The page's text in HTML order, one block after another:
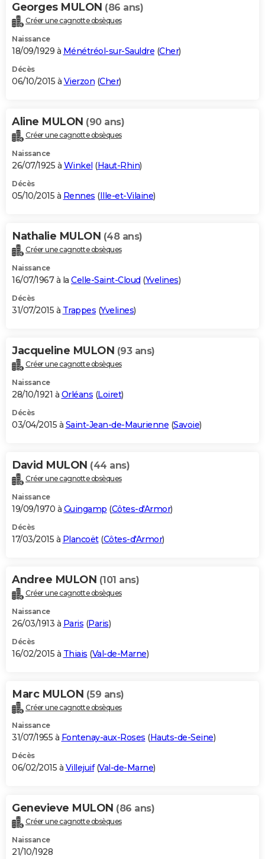
Georges MULON (86 ans)
Créer une cagnotte obsèques
Naissance
18/09/1929 à Ménétréol-sur-Sauldre (Cher)
Décès
06/10/2015 à Vierzon (Cher)
Aline MULON (90 ans)
Créer une cagnotte obsèques
Naissance
26/07/1925 à Winkel (Haut-Rhin)
Décès
05/10/2015 à Rennes (Ille-et-Vilaine)
Nathalie MULON (48 ans)
Créer une cagnotte obsèques
Naissance
16/07/1967 à la Celle-Saint-Cloud (Yvelines)
Décès
31/07/2015 à Trappes (Yvelines)
Jacqueline MULON (93 ans)
Créer une cagnotte obsèques
Naissance
28/10/1921 à Orléans (Loiret)
Décès
03/04/2015 à Saint-Jean-de-Maurienne (Savoie)
David MULON (44 ans)
Créer une cagnotte obsèques
Naissance
19/09/1970 à Guingamp (Côtes-d'Armor)
Décès
17/03/2015 à Plancoët(Côtes-d'Armor)
Andree MULON (101 ans)
Créer une cagnotte obsèques
Naissance
26/03/1913 à Paris (Paris)
Décès
16/02/2015 à Thiais (Val-de-Marne)
Marc MULON (59 ans)
Créer une cagnotte obsèques
Naissance
31/07/1955 à Fontenay-aux-Roses (Hauts-de-Seine)
Décès
06/02/2015 à Villejuif(Val-de-Marne)
Genevieve MULON (86 ans)
Créer une cagnotte obsèques
Naissance
21/10/1928